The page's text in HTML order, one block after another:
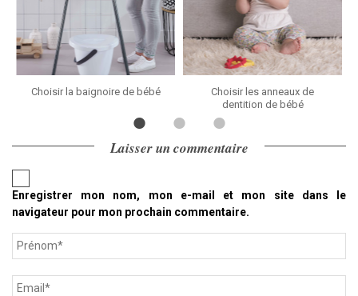
Choisir la baignoire de bébé
Choisir les anneaux de
dentition de bébé
Laisser un commentaire
Enregistrer mon nom, mon e-mail et mon site dans le
navigateur pour mon prochain commentaire.